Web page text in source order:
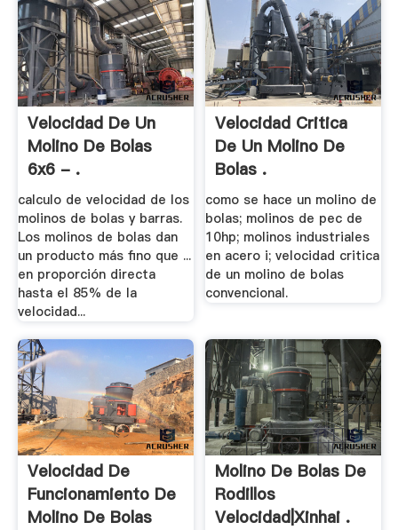
Velocidad De Un
Molino De Bolas
6x6 - .
calculo de velocidad de los
molinos de bolas y barras.
Los molinos de bolas dan
un producto más fino que ...
en proporción directa
hasta el 85% de la
velocidad...
Velocidad Critica
De Un Molino De
Bolas .
como se hace un molino de
bolas; molinos de pec de
10hp; molinos industriales
en acero i; velocidad critica
de un molino de bolas
convencional.
Velocidad De
Funcionamiento De
Molino De Bolas
Molino De Bolas De
Rodillos
Velocidad|Xinhai .